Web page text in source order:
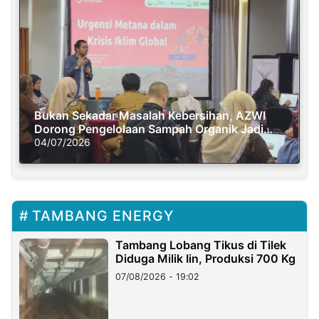
Bukan Sekadar Masalah Kebersihan, AZWI
Dorong Pengelolaan Sampah Organik Jadi
Solusi Krisis Iklim
04/07/2026
TAMBANG ENERGY
Tambang Lobang Tikus di Tilek
Diduga Milik Iin, Produksi 700 Kg
07/08/2026 - 19:02